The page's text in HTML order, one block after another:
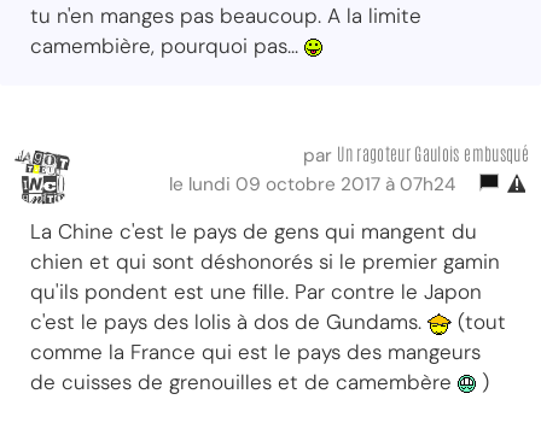
tu n'en manges pas beaucoup. A la limite
camembière, pourquoi pas...
par Un ragoteur Gaulois embusqué
le lundi 09 octobre 2017 à 07h24
La Chine c'est le pays de gens qui mangent du
chien et qui sont déshonorés si le premier gamin
qu'ils pondent est une fille. Par contre le Japon
c'est le pays des lolis à dos de Gundams.
(tout
comme la France qui est le pays des mangeurs
de cuisses de grenouilles et de camembère
)